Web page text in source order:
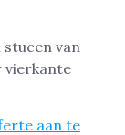
van
vierkante
aan te